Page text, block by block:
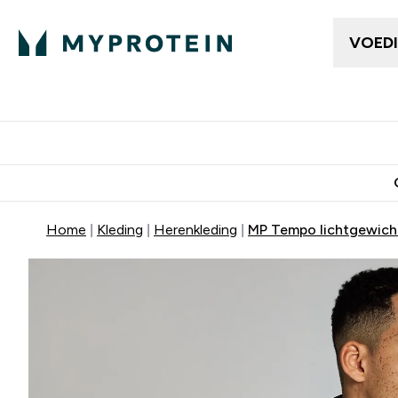
Home Kleding Herenkleding MP Tempo